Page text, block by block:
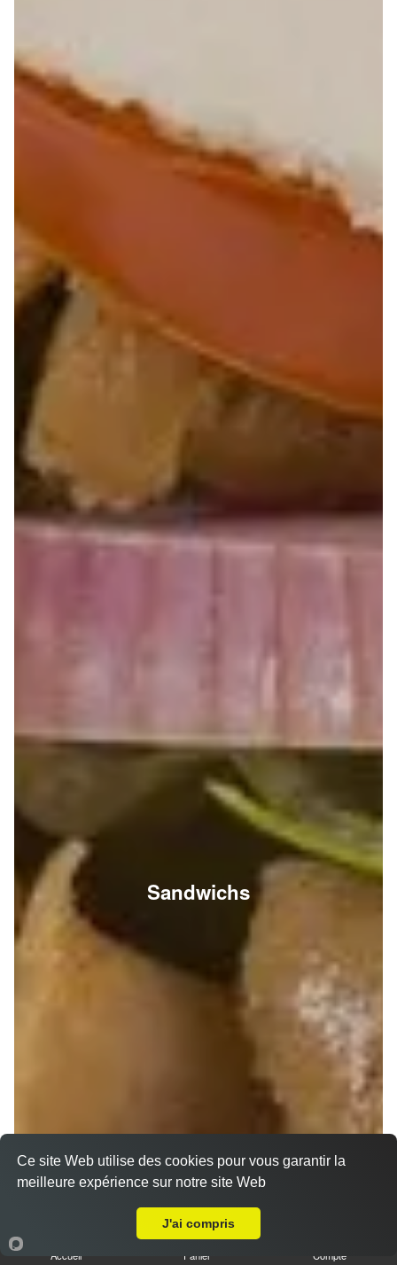
Sandwichs
Accueil Panier Compte
Ce site Web utilise des cookies pour vous garantir la
meilleure expérience sur notre site Web
J'ai compris